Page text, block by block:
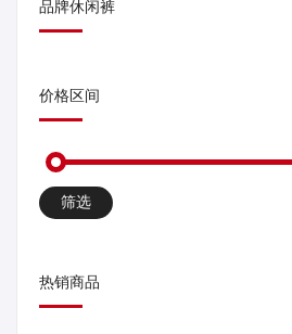
品牌休闲裤
价格区间
筛选
热销商品